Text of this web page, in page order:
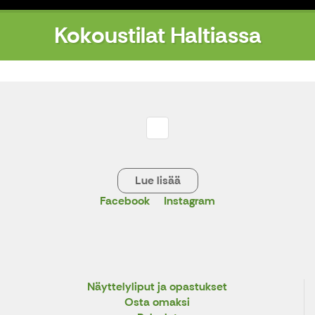
Kokoustilat Haltiassa
Lue lisää
Facebook
Instagram
Näyttelyliput ja opastukset
Osta omaksi